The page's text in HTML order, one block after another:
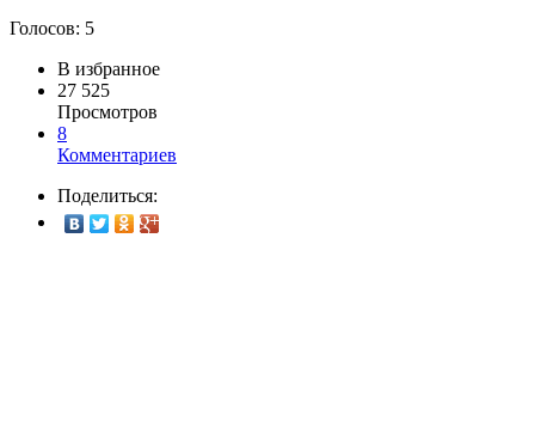
Голосов: 5
В избранное
27 525
Просмотров
8
Комментариев
Поделиться: